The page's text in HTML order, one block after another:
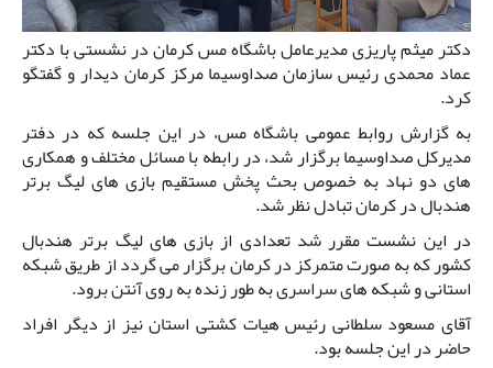
دکتر میثم پاریزی مدیرعامل باشگاه مس کرمان در نشستی با دکتر
عماد محمدی رئیس سازمان صداوسیما مرکز کرمان دیدار و گفتگو
کرد.
به گزارش روابط عمومی باشگاه مس، در این جلسه که در دفتر
مدیرکل صداوسیما برگزار شد، در رابطه با مسائل مختلف و همکاری
های دو نهاد به خصوص بحث پخش مستقیم بازی های لیگ برتر
هندبال در کرمان تبادل نظر شد.
در این نشست مقرر شد تعدادی از بازی های لیگ برتر هندبال
کشور که به صورت متمرکز در کرمان برگزار می گردد از طریق شبکه
استانی و شبکه های سراسری به طور زنده به روی آنتن برود.
آقای مسعود سلطانی رئیس هیات کشتی استان نیز از دیگر افراد
حاضر در این جلسه بود.